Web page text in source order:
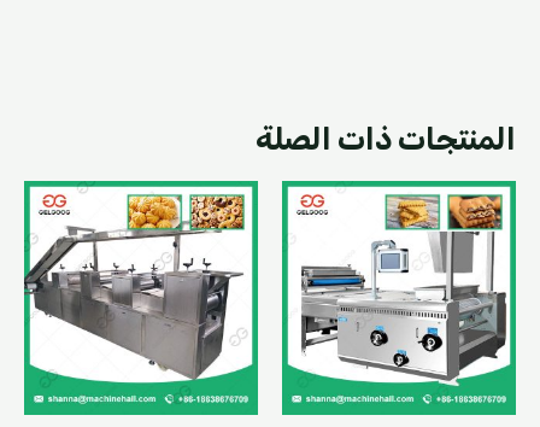
المنتجات ذات الصلة